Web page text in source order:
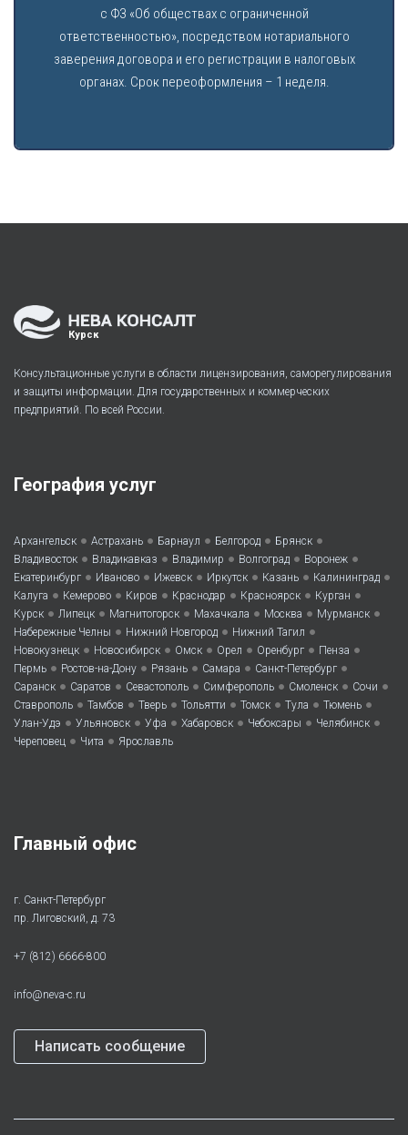
с ФЗ «Об обществах с ограниченной
ответственностью», посредством нотариального
заверения договора и его регистрации в налоговых
органах. Срок переоформления – 1 неделя.
Курск
Консультационные услуги в области лицензирования, саморегулирования
и защиты информации. Для государственных и коммерческих
предприятий. По всей России.
География услуг
Архангельск • Астрахань • Барнаул • Белгород • Брянск •
Владивосток • Владикавказ • Владимир • Волгоград • Воронеж •
Екатеринбург • Иваново • Ижевск • Иркутск • Казань • Калининград •
Калуга • Кемерово • Киров • Краснодар • Красноярск • Курган •
Курск • Липецк • Магнитогорск • Махачкала • Москва • Мурманск •
Набережные Челны • Нижний Новгород • Нижний Тагил •
Новокузнецк • Новосибирск • Омск • Орел • Оренбург • Пенза •
Пермь • Ростов-на-Дону • Рязань • Самара • Санкт-Петербург •
Саранск • Саратов • Севастополь • Симферополь • Смоленск • Сочи •
Ставрополь • Тамбов • Тверь • Тольятти • Томск • Тула • Тюмень •
Улан-Удэ • Ульяновск • Уфа • Хабаровск • Чебоксары • Челябинск •
Череповец • Чита • Ярославль
Главный офис
г. Санкт-Петербург
пр. Лиговский, д. 73
+7 (812) 6666-800
info@neva-c.ru
Написать сообщение